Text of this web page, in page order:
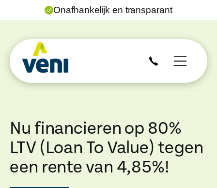
Onafhankelijk en transparant
Nu financieren op 80%
LTV (Loan To Value) tegen
een rente van 4,85%!